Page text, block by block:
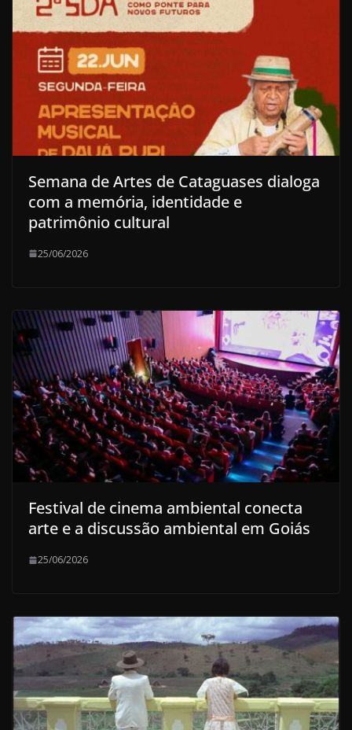
Semana de Artes de Cataguases dialoga
com a memória, identidade e
patrimônio cultural
25/06/2026
Festival de cinema ambiental conecta
arte e a discussão ambiental em Goiás
25/06/2026